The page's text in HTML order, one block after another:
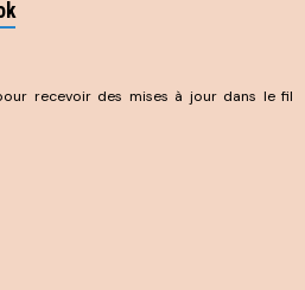
recevoir des mises à jour dans le fil